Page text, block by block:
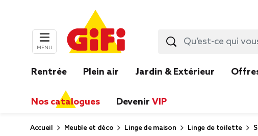
MENU
Rentrée Plein air Jardin & Extérieur
Nos catalogues Devenir VIP
Accueil Meuble et déco Linge de maison Linge de toilette